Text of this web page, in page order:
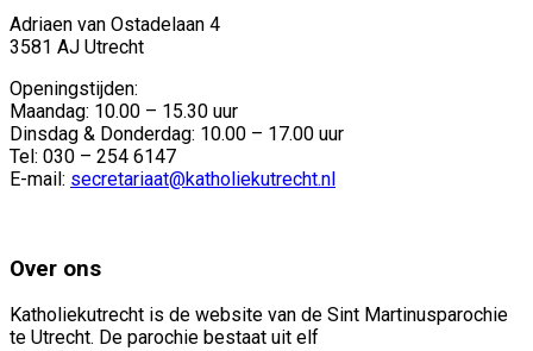
Adriaen van Ostadelaan 4
3581 AJ Utrecht
Openingstijden:
Maandag: 10.00 – 15.30 uur
Dinsdag & Donderdag: 10.00 – 17.00 uur
Tel: 030 – 254 6147
E-mail: secretariaat@katholiekutrecht.nl
Over ons
Katholiekutrecht is de website van de Sint Martinusparochie
te Utrecht. De parochie bestaat uit elf